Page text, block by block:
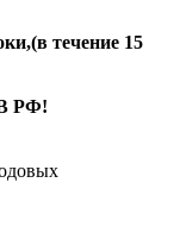
течение 15
РФ!